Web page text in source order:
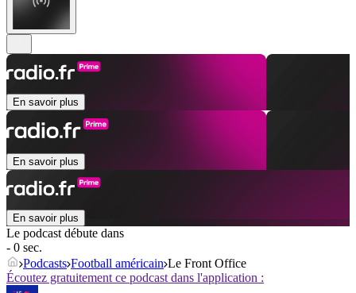
En savoir plus
En savoir plus
En savoir plus
Le podcast débute dans
- 0 sec.
Podcasts Football américain Le Front Office
Écoutez gratuitement ce podcast dans l'application :